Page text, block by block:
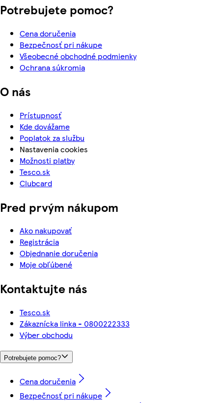
Potrebujete pomoc?
Cena doručenia
Bezpečnosť pri nákupe
Všeobecné obchodné podmienky
Ochrana súkromia
O nás
Prístupnosť
Kde dovážame
Poplatok za službu
Nastavenia cookies
Možnosti platby
Tesco.sk
Clubcard
Pred prvým nákupom
Ako nakupovať
Registrácia
Objednanie doručenia
Moje obľúbené
Kontaktujte nás
Tesco.sk
Zákaznícka linka - 0800222333
Výber obchodu
Potrebujete pomoc?
Cena doručenia
Bezpečnosť pri nákupe